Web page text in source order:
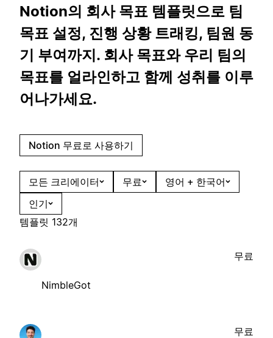
Notion의 회사 목표 템플릿으로 팀
목표 설정, 진행 상황 트래킹, 팀원 동
기 부여까지. 회사 목표와 우리 팀의
목표를 얼라인하고 함께 성취를 이루
어나가세요.
Notion 무료로 사용하기
모든 크리에이터 무료
영어 + 한국어
인기
템플릿 132개
NimbleGot
무료
무료